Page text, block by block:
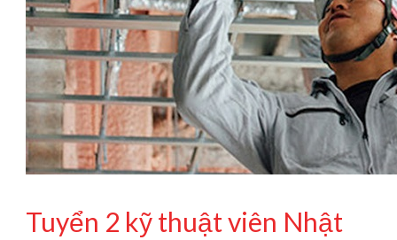
Tuyển 2 kỹ thuật viên Nhật